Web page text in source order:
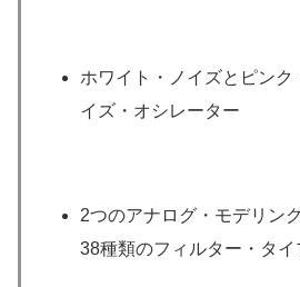
ホワイト・ノイズとピンク
イズ・オシレーター
2つのアナログ・モデリン
38種類のフィルター・タイ